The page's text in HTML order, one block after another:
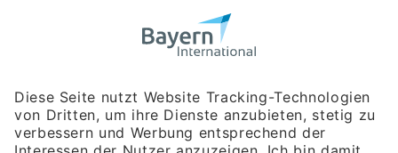
Bayerische Gesellschaft für Internationale
Rosenheimer Str. 143C
81671 München
Tel:+49 180 5949260